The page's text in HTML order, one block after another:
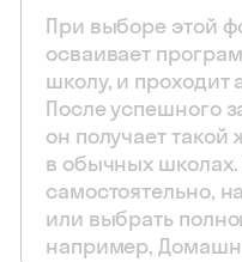
При выборе этой
осваивает
школу, и проходит
После успешного
он получает такой
в обычных
самостоятельно,
или выбрать
например,